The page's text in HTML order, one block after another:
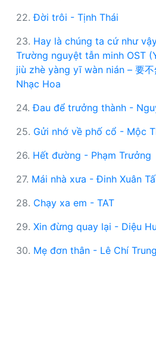
22.Đời trôi - Tịnh Thái
23. Hay là chúng ta cứ như
Trường nguyệt tẫn minh OST
jiù zhè yàng yī wàn nián – 要
Nhạc Hoa
24.Đau để trưởng thành -
25. Gửi nhớ về phố cổ - Mộc
26. Hết đường - Phạm Trưởng
27. Mái nhà xưa - Đinh Xuân
28. Chạy xa em - TAT
29. Xin đừng quay lại - Diệu
30. Mẹ đơn thân - Lê Chí Trung